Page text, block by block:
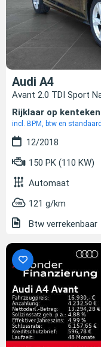
Audi A4
Avant 2.0 TDI Sport
Rijklaar op kenteken
incl. BPM, btw en
12/2018
150 PK (110 KW)
Automaat
121 g/km
Btw verrekenbaar